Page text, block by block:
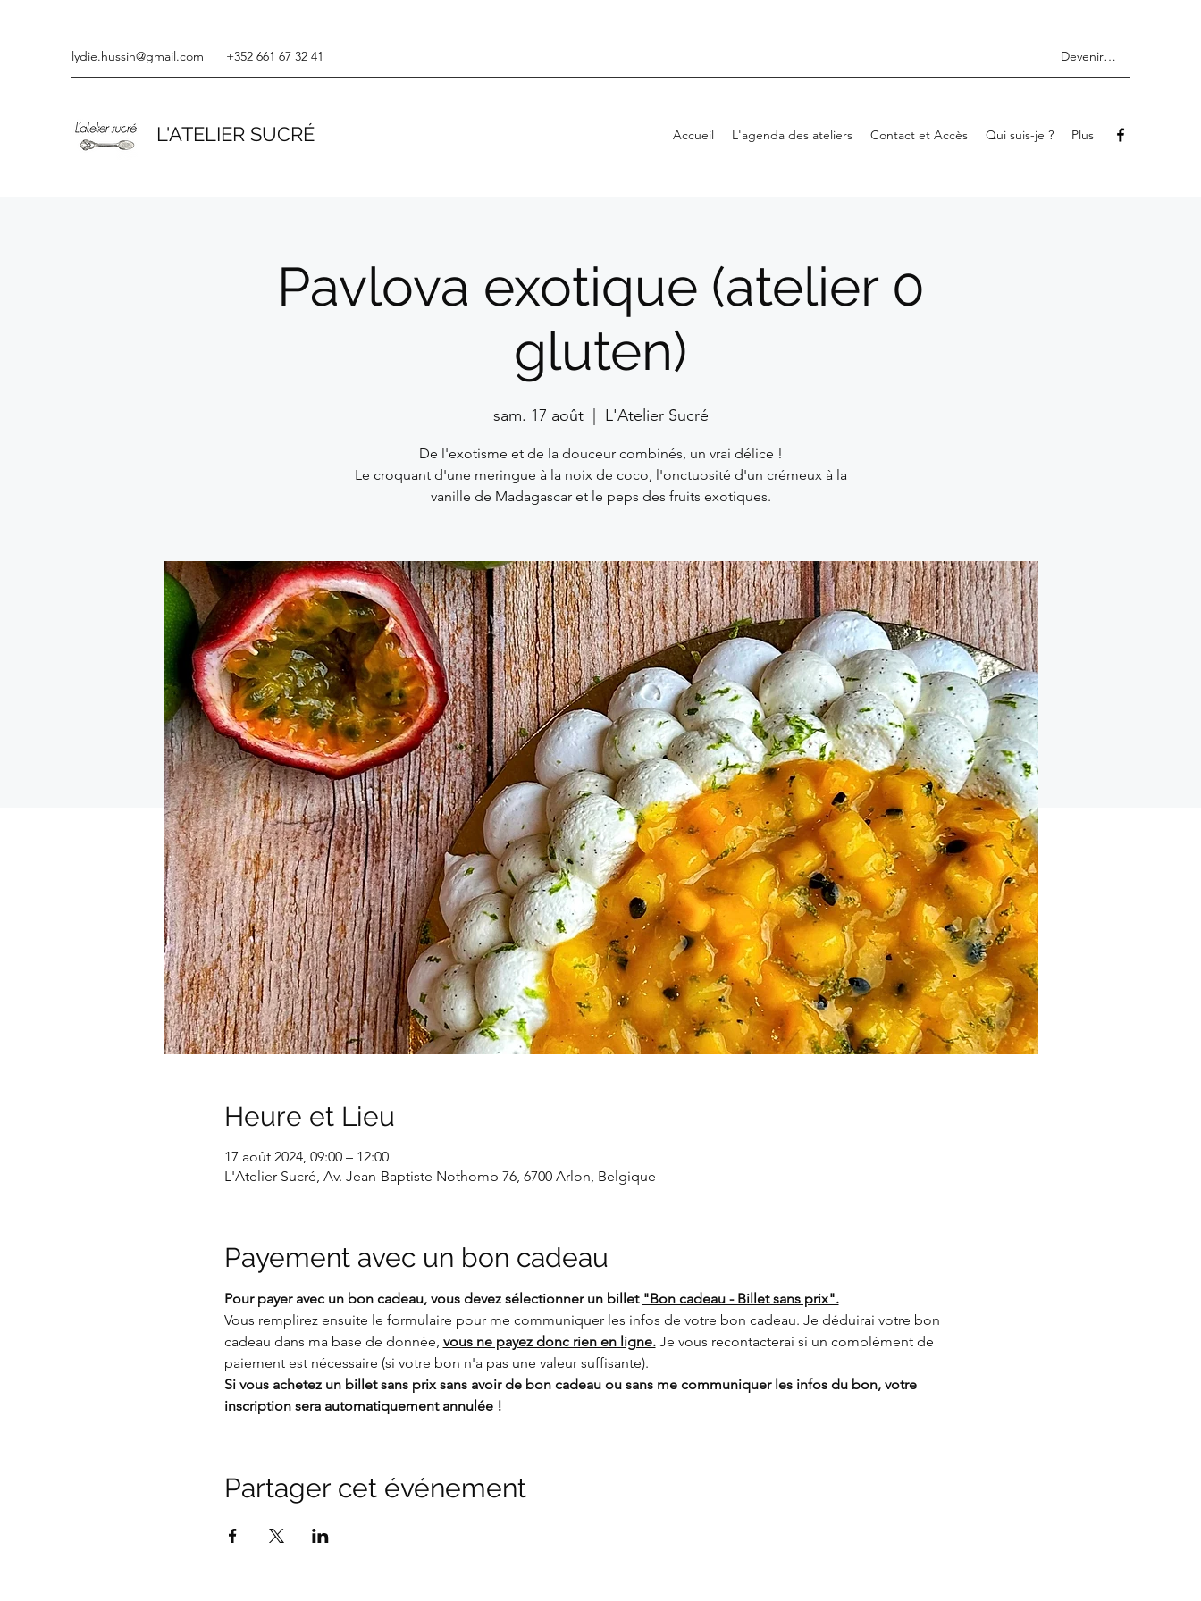
lydie.hussin@gmail.com +352 661 67 32 41 Devenir membre
L'ATELIER SUCRÉ Accueil L'agenda des ateliers Contact et Accès Qui suis-je ? Plus
Pavlova exotique (atelier 0
gluten)
sam. 17 août
  |
L'Atelier Sucré
De l'exotisme et de la douceur combinés, un vrai délice !
Le croquant d'une meringue à la noix de coco, l'onctuosité d'un crémeux à la
vanille de Madagascar et le peps des fruits exotiques.
Heure et Lieu
17 août 2024, 09:00 – 12:00
L'Atelier Sucré, Av. Jean-Baptiste Nothomb 76, 6700 Arlon, Belgique
Payement avec un bon cadeau
Pour payer avec un bon cadeau, vous devez sélectionner un billet "Bon cadeau - Billet sans prix".
Vous remplirez ensuite le formulaire pour me communiquer les infos de votre bon cadeau. Je déduirai votre bon
cadeau dans ma base de donnée, vous ne payez donc rien en ligne. Je vous recontacterai si un complément de
paiement est nécessaire (si votre bon n'a pas une valeur suffisante).
Si vous achetez un billet sans prix sans avoir de bon cadeau ou sans me communiquer les infos du bon, votre
inscription sera automatiquement annulée !
Partager cet événement